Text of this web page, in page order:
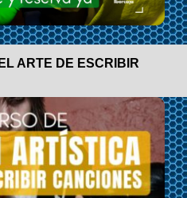
ARTE DE ESCRIBIR